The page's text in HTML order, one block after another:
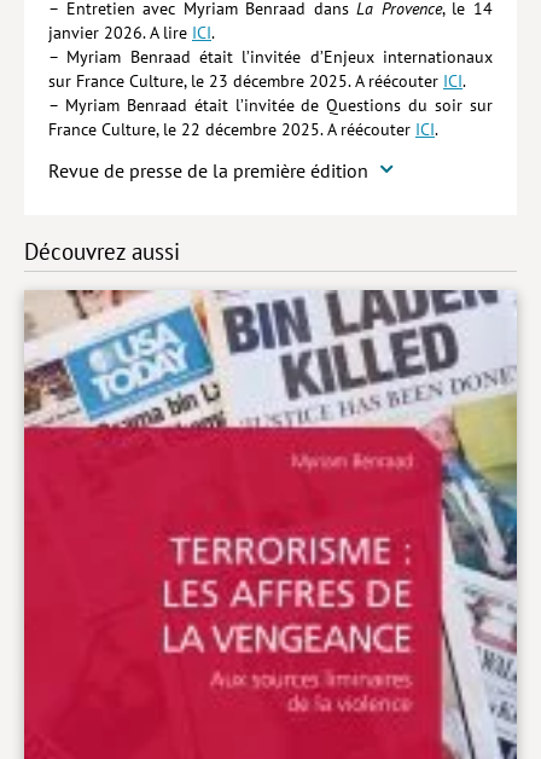
– Entretien avec Myriam Benraad dansLa Provence, le 14
janvier 2026. A lire ICI.
– Myriam Benraad était l’invitée d’Enjeux internationaux
sur France Culture, le 23 décembre 2025. A réécouter ICI.
– Myriam Benraad était l’invitée de Questions du soir sur
France Culture, le 22 décembre 2025. A réécouter ICI.
Revue de presse de la première édition
Découvrez aussi